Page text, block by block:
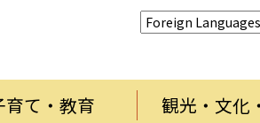
育て・教育 観光・文化